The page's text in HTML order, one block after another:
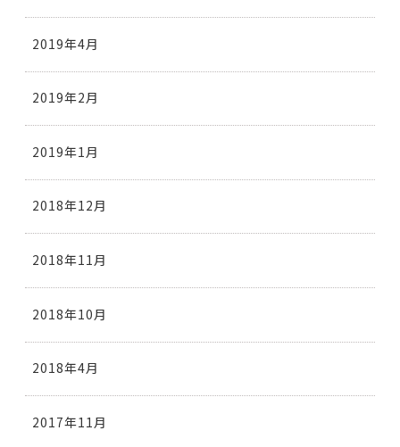
2019年4月
2019年2月
2019年1月
2018年12月
2018年11月
2018年10月
2018年4月
2017年11月